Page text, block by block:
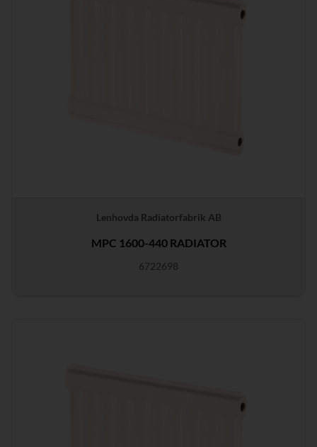
Lenhovda Radiatorfabrik AB
MPC 1600-440 RADIATOR
6722698